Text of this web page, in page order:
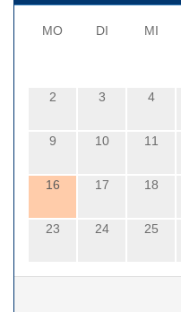
MO DI MI
2 3 4
9 10 11
16 17 18
23 24 25